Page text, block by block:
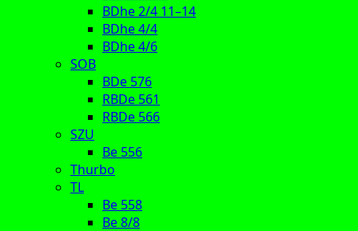
BDhe 2/4 11–14
BDhe 4/4
BDhe 4/6
SOB
BDe 576
RBDe 561
RBDe 566
SZU
Be 556
Thurbo
TL
Be 558
Be 8/8